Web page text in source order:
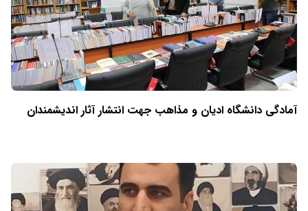
آمادگی دانشگاه ادیان و مذاهب جهت انتشار آثار اندیشمندان